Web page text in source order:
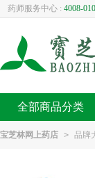
药师服务中心 : 4008-
全部商品分类
宝芝林网上药店 > 品牌